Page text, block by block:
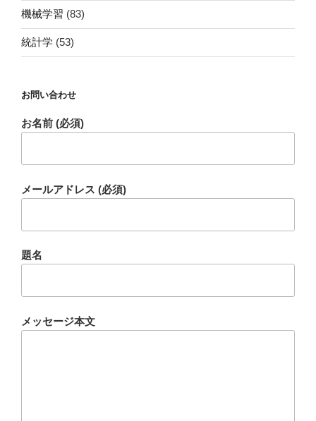
機械学習 (83)
統計学 (53)
お問い合わせ
お名前 (必須)
メールアドレス (必須)
題名
メッセージ本文